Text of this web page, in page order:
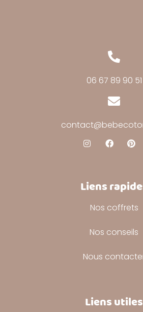
06 67 89 90 51
Liens
Nos coffrets
Nos conseils
Nous
Liens utiles